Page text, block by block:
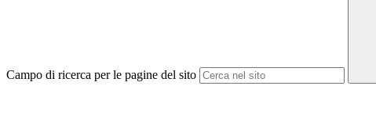
Campo di ricerca per le pagine del sito